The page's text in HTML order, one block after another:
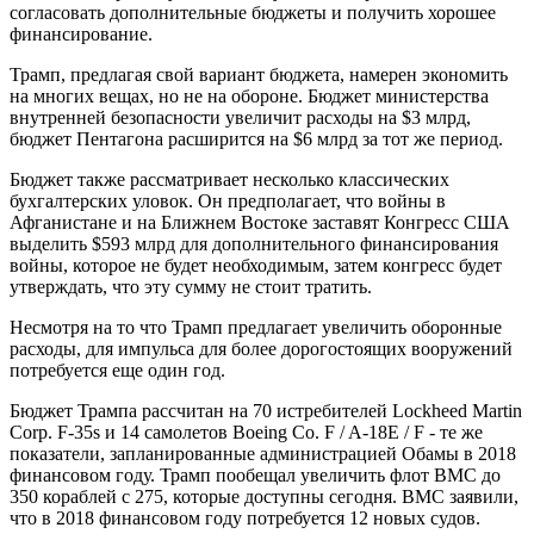
согласовать дополнительные бюджеты и получить хорошее
финансирование.
Трамп, предлагая свой вариант бюджета, намерен экономить
на многих вещах, но не на обороне. Бюджет министерства
внутренней безопасности увеличит расходы на $3 млрд,
бюджет Пентагона расширится на $6 млрд за тот же период.
Бюджет также рассматривает несколько классических
бухгалтерских уловок. Он предполагает, что войны в
Афганистане и на Ближнем Востоке заставят Конгресс США
выделить $593 млрд для дополнительного финансирования
войны, которое не будет необходимым, затем конгресс будет
утверждать, что эту сумму не стоит тратить.
Несмотря на то что Трамп предлагает увеличить оборонные
расходы, для импульса для более дорогостоящих вооружений
потребуется еще один год.
Бюджет Трампа рассчитан на 70 истребителей Lockheed Martin
Corp. F-35s и 14 самолетов Boeing Co. F / A-18E / F - те же
показатели, запланированные администрацией Обамы в 2018
финансовом году. Трамп пообещал увеличить флот ВМС до
350 кораблей с 275, которые доступны сегодня. ВМС заявили,
что в 2018 финансовом году потребуется 12 новых судов.